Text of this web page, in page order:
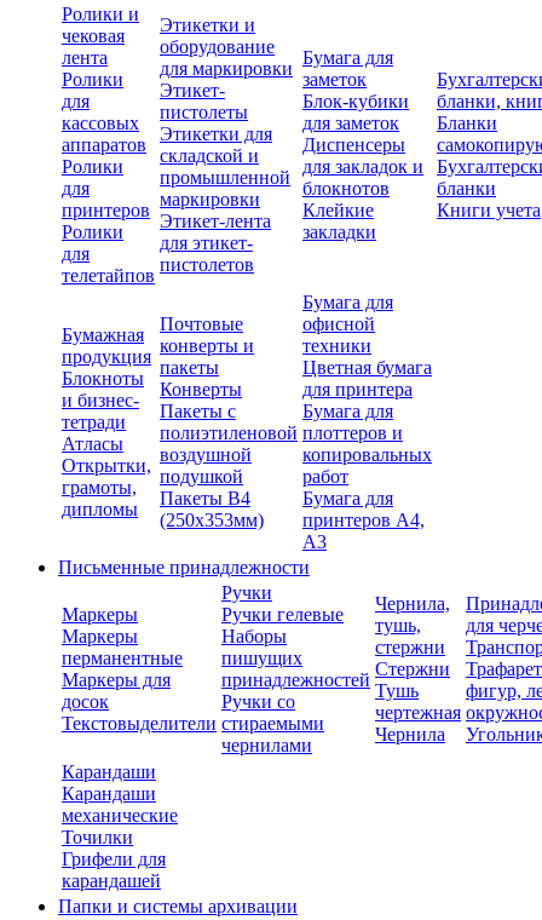
Ролики и
чековая
лента
Ролики
для
кассовых
аппаратов
Ролики
для
принтеров
Ролики
для
телетайпов
Этикетки и
оборудование
для маркировки
Этикет-
пистолеты
Этикетки для
складской и
промышленной
маркировки
Этикет-лента
для этикет-
пистолетов
Бумага для
заметок
Блок-кубики
для заметок
Диспенсеры
для закладок и
блокнотов
Клейкие
закладки
бланки,
Бланки
бланки
Книги учета
Бумажная
продукция
Блокноты
и бизнес-
тетради
Атласы
Открытки,
грамоты,
дипломы
Почтовые
конверты и
пакеты
Конверты
Пакеты с
полиэтиленовой
воздушной
подушкой
Пакеты В4
(250х353мм)
Бумага для
офисной
техники
Цветная бумага
для принтера
Бумага для
плоттеров и
копировальных
работ
Бумага для
принтеров А4,
А3
Письменные принадлежности
Маркеры
Маркеры
перманентные
Маркеры для
досок
Текстовыделители
Ручки
Ручки гелевые
Наборы
пишущих
принадлежностей
Ручки со
стираемыми
чернилами
Чернила,
тушь,
стержни
Стержни
Тушь
чертежная
Чернила
для
фигур,
Карандаши
Карандаши
механические
Точилки
Грифели для
карандашей
Папки и системы архивации